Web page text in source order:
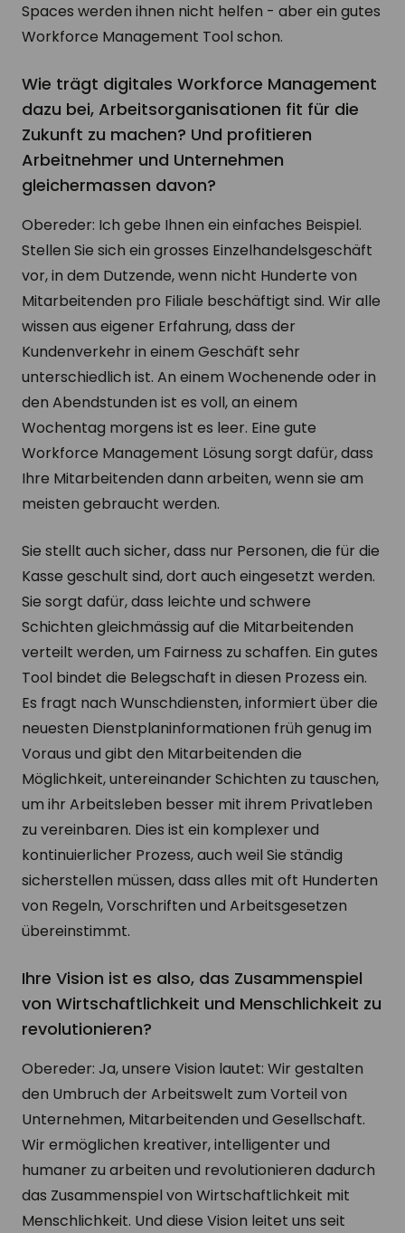
Spaces werden ihnen nicht helfen - aber ein gutes
Workforce Management Tool schon.
Wie trägt digitales Workforce Management
dazu bei, Arbeitsorganisationen fit für die
Zukunft zu machen? Und profitieren
Arbeitnehmer und Unternehmen
gleichermassen davon?
Obereder: Ich gebe Ihnen ein einfaches Beispiel.
Stellen Sie sich ein grosses Einzelhandelsgeschäft
vor, in dem Dutzende, wenn nicht Hunderte von
Mitarbeitenden pro Filiale beschäftigt sind. Wir alle
wissen aus eigener Erfahrung, dass der
Kundenverkehr in einem Geschäft sehr
unterschiedlich ist. An einem Wochenende oder in
den Abendstunden ist es voll, an einem
Wochentag morgens ist es leer. Eine gute
Workforce Management Lösung sorgt dafür, dass
Ihre Mitarbeitenden dann arbeiten, wenn sie am
meisten gebraucht werden.
Sie stellt auch sicher, dass nur Personen, die für die
Kasse geschult sind, dort auch eingesetzt werden.
Sie sorgt dafür, dass leichte und schwere
Schichten gleichmässig auf die Mitarbeitenden
verteilt werden, um Fairness zu schaffen. Ein gutes
Tool bindet die Belegschaft in diesen Prozess ein.
Es fragt nach Wunschdiensten, informiert über die
neuesten Dienstplaninformationen früh genug im
Voraus und gibt den Mitarbeitenden die
Möglichkeit, untereinander Schichten zu tauschen,
um ihr Arbeitsleben besser mit ihrem Privatleben
zu vereinbaren. Dies ist ein komplexer und
kontinuierlicher Prozess, auch weil Sie ständig
sicherstellen müssen, dass alles mit oft Hunderten
von Regeln, Vorschriften und Arbeitsgesetzen
übereinstimmt.
Ihre Vision ist es also, das Zusammenspiel
von Wirtschaftlichkeit und Menschlichkeit zu
revolutionieren?
Obereder: Ja, unsere Vision lautet: Wir gestalten
den Umbruch der Arbeitswelt zum Vorteil von
Unternehmen, Mitarbeitenden und Gesellschaft.
Wir ermöglichen kreativer, intelligenter und
humaner zu arbeiten und revolutionieren dadurch
das Zusammenspiel von Wirtschaftlichkeit mit
Menschlichkeit. Und diese Vision leitet uns seit